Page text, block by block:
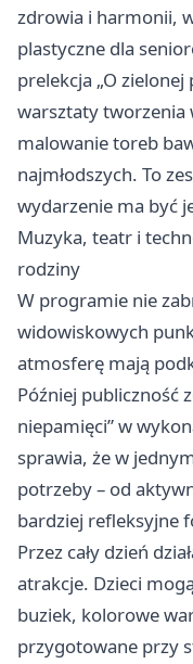
zdrowia i harmonii,
plastyczne dla
prelekcja „O zielonej
warsztaty tworzenia
malowanie toreb
najmłodszych. To
wydarzenie ma być
Muzyka, teatr i
rodziny
W programie nie
widowiskowych
atmosferę mają
Później publiczność
niepamięci” w
sprawia, że w
potrzeby – od
bardziej refleksyjne
Przez cały dzień
atrakcje. Dzieci
buziek, kolorowe
przygotowane przy